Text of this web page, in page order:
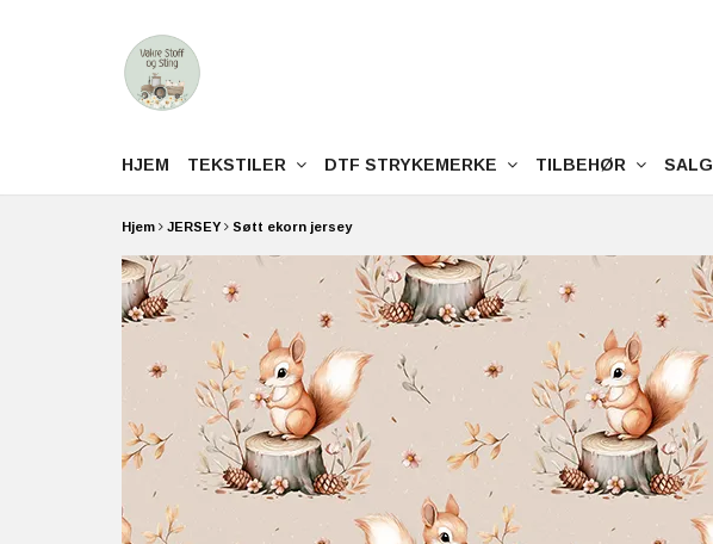
Hjem JERSEY Søtt ekorn jersey
HJEM TEKSTILER DTF STRYKEMERKE TILBEHØR SALG